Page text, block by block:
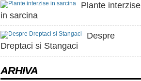
Plante interzise
in sarcina
Despre
Dreptaci si Stangaci
ARHIVA